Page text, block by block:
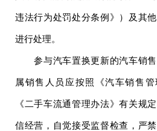
违法行为处罚处分条例》）及其
进行处理。
参与汽车置换更新的汽车销售
属销售人员应按照《汽车销售管
《二手车流通管理办法》有关规
信经营，自觉接受监督检查，严